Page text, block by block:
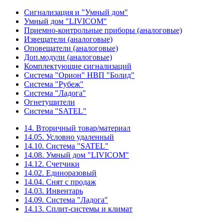
Сигнализация и "Умный дом"
Умный дом "LIVICOM"
Приемно-контрольные приборы (аналоговые)
Извещатели (аналоговые)
Оповещатели (аналоговые)
Доп.модули (аналоговые)
Комплектующие сигнализаций
Система "Орион" НВП "Болид"
Система "Рубеж"
Система "Ладога"
Огнетушители
Система "SATEL"
14. Вторичный товар/материал
14.05. Условно удаленный
14.10. Система "SATEL"
14.08. Умный дом "LIVICOM"
14.12. Счетчики
14.02. Единоразовый
14.04. Снят с продаж
14.03. Инвентарь
14.09. Система "Ладога"
14.13. Сплит-системы и климат